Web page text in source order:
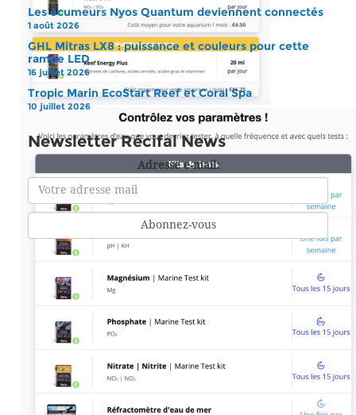
Les écumeurs Nyos Quantum deviennent connectés
1 août 2026
GHL Mitras LX8 : puissance et couleurs pour cette
rampe LED
16 juillet 2026
Tropic Marin EcoStart Reef et Coral Spa
10 juillet 2026
Newsletter Récifal News
Adresse e-mail: